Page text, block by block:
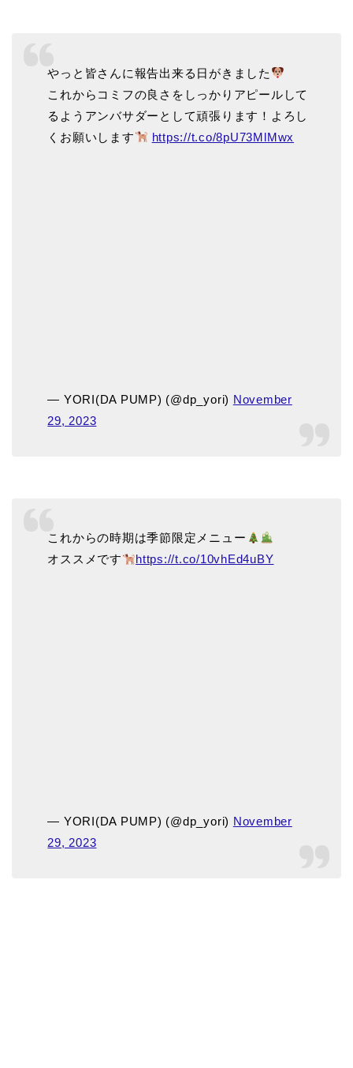
やっと皆さんに報告出来る日がきました
これからコミフの良さをしっかりアピールして
るようアンバサダーとして頑張ります！よろし
くお願いします
https://t.co/8pU73MlMwx
— YORI(DA PUMP) (@dp_yori) November
29, 2023
これからの時期は季節限定メニュー
オススメです
https://t.co/10vhEd4uBY
— YORI(DA PUMP) (@dp_yori) November
29, 2023